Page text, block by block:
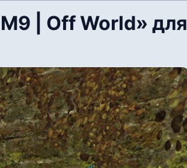
| Off World» для